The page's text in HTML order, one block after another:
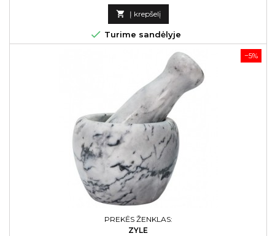
kaina
 Į krepšelį
 Turime sandėlyje
−5%
PREKĖS ŽENKLAS:
ZYLE